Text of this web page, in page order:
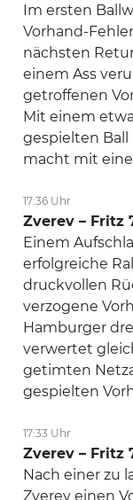
Im ersten
Vorhand-
nächsten
einem Ass
getroffenen
Mit einem
gespielten Ball
macht mit
17:36 Uhr
Zverev – Fritz
Einem
erfolgreiche
druckvollen
verzogene
Hamburger
verwertet
getimten
gespielten
17:33 Uhr
Zverev – Fritz
Nach einer zu
Zverev einen